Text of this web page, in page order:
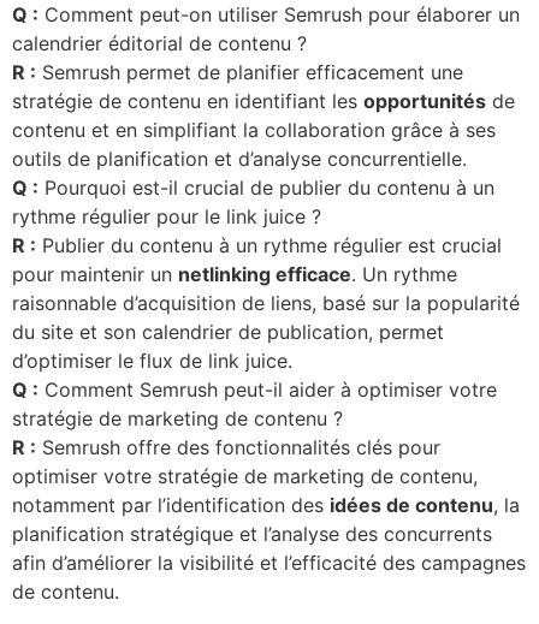
Q : Comment peut-on utiliser Semrush pour élaborer un
calendrier éditorial de contenu ?
R : Semrush permet de planifier efficacement une
stratégie de contenu en identifiant les opportunités de
contenu et en simplifiant la collaboration grâce à ses
outils de planification et d’analyse concurrentielle.
Q : Pourquoi est-il crucial de publier du contenu à un
rythme régulier pour le link juice ?
R : Publier du contenu à un rythme régulier est crucial
pour maintenir un netlinking efficace. Un rythme
raisonnable d’acquisition de liens, basé sur la popularité
du site et son calendrier de publication, permet
d’optimiser le flux de link juice.
Q : Comment Semrush peut-il aider à optimiser votre
stratégie de marketing de contenu ?
R : Semrush offre des fonctionnalités clés pour
optimiser votre stratégie de marketing de contenu,
notamment par l’identification des idées de contenu, la
planification stratégique et l’analyse des concurrents
afin d’améliorer la visibilité et l’efficacité des campagnes
de contenu.